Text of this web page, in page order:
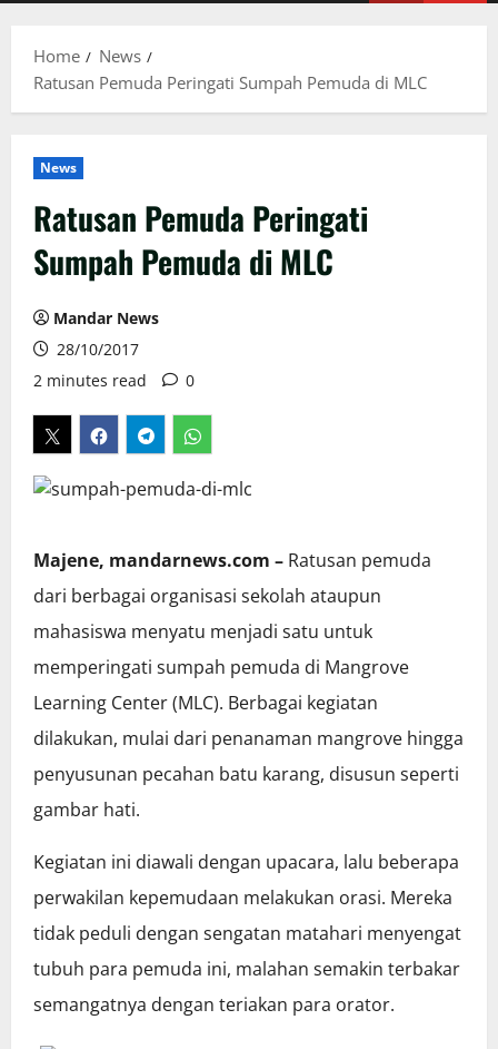
Home
News
Ratusan Pemuda Peringati Sumpah Pemuda di MLC
News
Ratusan Pemuda Peringati
Sumpah Pemuda di MLC
Mandar News
28/10/2017
2 minutes read
0
Majene, mandarnews.com – Ratusan pemuda
dari berbagai organisasi sekolah ataupun
mahasiswa menyatu menjadi satu untuk
memperingati sumpah pemuda di Mangrove
Learning Center (MLC). Berbagai kegiatan
dilakukan, mulai dari penanaman mangrove hingga
penyusunan pecahan batu karang, disusun seperti
gambar hati.
Kegiatan ini diawali dengan upacara, lalu beberapa
perwakilan kepemudaan melakukan orasi. Mereka
tidak peduli dengan sengatan matahari menyengat
tubuh para pemuda ini, malahan semakin terbakar
semangatnya dengan teriakan para orator.